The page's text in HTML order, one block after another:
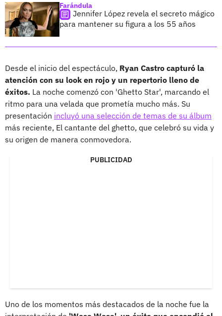
Farándula
Jennifer López revela el secreto mágico
para mantener su figura a los 55 años
Desde el inicio del espectáculo, Ryan Castro capturó la
atención con su look en rojo y un repertorio lleno de
éxitos. La noche comenzó con 'Ghetto Star', marcando el
ritmo para una velada que prometía mucho más. Su
presentación incluyó una selección de temas de su álbum
más reciente, El cantante del ghetto, que celebró su vida y
su origen de manera conmovedora.
PUBLICIDAD
Uno de los momentos más destacados de la noche fue la